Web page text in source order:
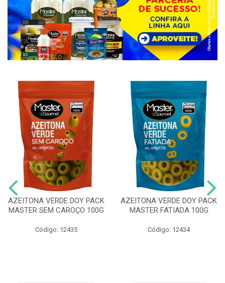
AZEITONA VERDE DOY PACK
MASTER SEM CAROÇO 100G
Código: 12435
AZEITONA VERDE DOY PACK
MASTER FATIADA 100G
Código: 12434